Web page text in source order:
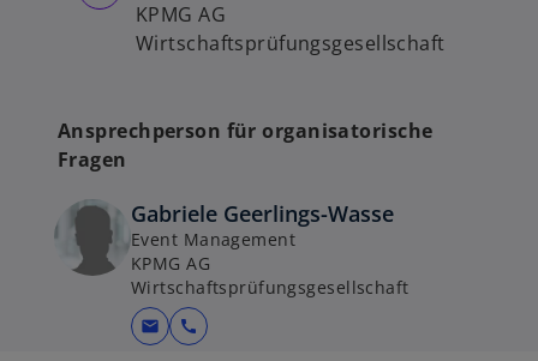
KPMG AG
Wirtschaftsprüfungsgesellschaft
Ansprechperson für organisatorische
Fragen
Gabriele Geerlings-Wasse
Event Management
KPMG AG
Wirtschaftsprüfungsgesellschaft
mail call